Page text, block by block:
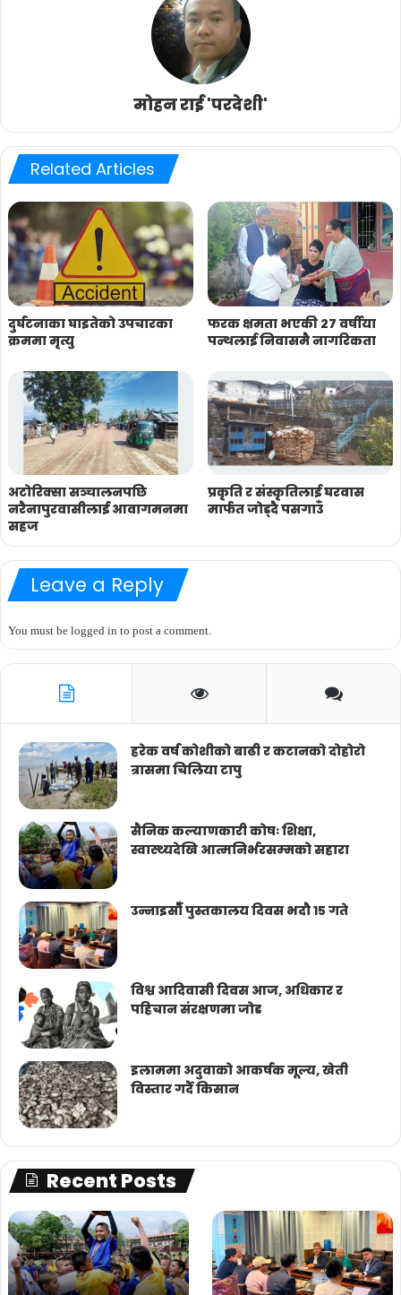
मोहन राई 'परदेशी'
Related Articles
दुर्घटनाका घाइतेको उपचारका
क्रममा मृत्यु
फरक क्षमता भएकी २७ वर्षीया
पन्थलाई निवासमै नागरिकता
अटोरिक्सा सञ्चालनपछि
नरैनापुरवासीलाई आवागमनमा
सहज
प्रकृति र संस्कृतिलाई घरवास
मार्फत जोड्दै पसगाउँ
Leave a Reply
You must be logged in to post a comment.
हरेक वर्ष कोशीको बाढी र कटानको दोहोरो
त्रासमा चिलिया टापु
सैनिक कल्याणकारी कोषः शिक्षा,
स्वास्थ्यदेखि आत्मनिर्भरसम्मको सहारा
उन्नाइसौँ पुस्तकालय दिवस भदौ १५ गते
विश्व आदिवासी दिवस आज, अधिकार र
पहिचान संरक्षणमा जोड
इलाममा अदुवाको आकर्षक मूल्य, खेती
विस्तार गर्दै किसान
Recent Posts